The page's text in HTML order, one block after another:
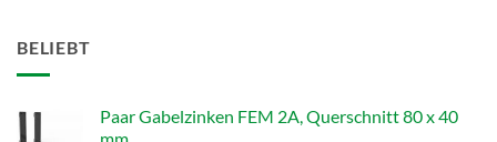
BELIEBT
Paar Gabelzinken FEM 2A, Querschnitt 80 x 40